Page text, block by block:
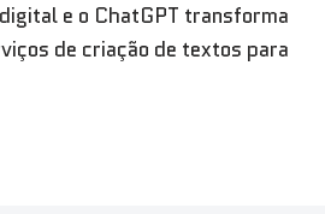
e o ChatGPT transforma
de criação de textos para